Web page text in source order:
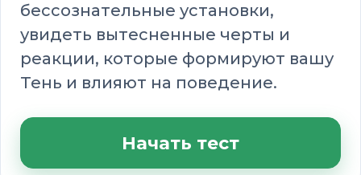
бессознательные установки,
увидеть вытесненные черты и
реакции, которые формируют вашу
Тень и влияют на поведение.
Начать тест